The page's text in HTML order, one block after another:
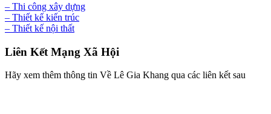
– Thi công xây dựng
– Thiết kế kiến trúc
– Thiết kế nội thất
Liên Kết Mạng Xã Hội
Hãy xem thêm thông tin Về Lê Gia Khang qua các liên kết sau